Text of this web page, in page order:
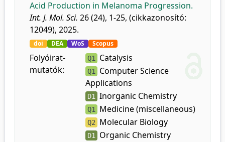
Acid Production in Melanoma Progression.
Int. J. Mol. Sci. 26 (24), 1-25, (cikkazonosító:
12049), 2025.
doi DEA WoS Scopus
Folyóirat-
mutatók:
Q1 Catalysis
Q1
Computer Science
Applications
D1 Inorganic Chemistry
Q1 Medicine (miscellaneous)
Q2 Molecular Biology
D1 Organic Chemistry